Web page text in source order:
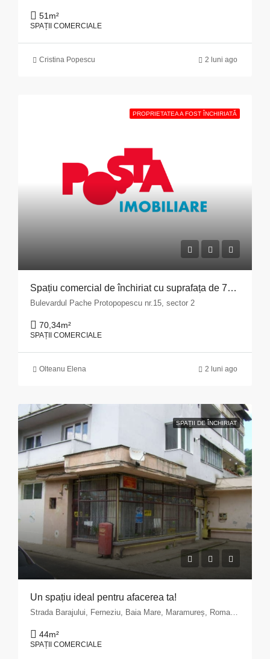
51 m²
SPAȚII COMERCIALE
Cristina Popescu 2 luni ago
PROPRIETATEA A FOST ÎNCHIRIATĂ
Spațiu comercial de închiriat cu suprafața de 70,34 mp situat în Municipiul București, Bulevardul Pache Protopopescu, nr. 15, sector 2
Bulevardul Pache Protopopescu nr.15, sector 2
70,34m²
SPAȚII COMERCIALE
Olteanu Elena 2 luni ago
SPAȚII DE ÎNCHIRIAT
Un spațiu ideal pentru afacerea ta!
Strada Barajului, Ferneziu, Baia Mare, Maramureș, Romania
44m²
SPAȚII COMERCIALE